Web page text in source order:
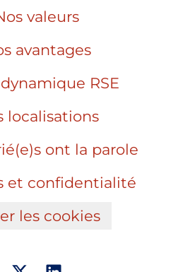
valeurs
avantages
RSE
localisations
ont la parole
et confidentialité
les cookies